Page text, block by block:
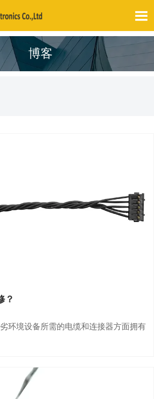

博客
？
环境设备所需的电缆和连接器方面拥有